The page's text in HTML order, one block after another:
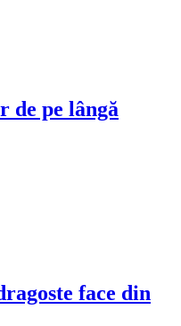
de pe lângă
face din